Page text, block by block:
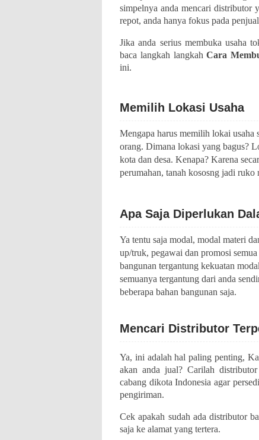
simpelnya anda mencari distributor
repot, anda hanya fokus pada
Jika anda serius membuka usaha
baca langkah langkahCara
ini.
Memilih Lokasi Usaha
Mengapa harus memilih lokai usaha
orang. Dimana lokasi yang bagus?
kota dan desa. Kenapa? Karena
perumahan, tanah kososng jadi
Apa Saja Diperlukan
Ya tentu saja modal, modal materi
up/truk, pegawai dan promosi
bangunan tergantung kekuatan
semuanya tergantung dari anda
beberapa bahan bangunan saja.
Mencari Distributor
Ya, ini adalah hal paling penting,
akan anda jual? Carilah
cabang dikota Indonesia agar
pengiriman.
Cek apakah sudah ada distributor
saja ke alamat yang tertera.